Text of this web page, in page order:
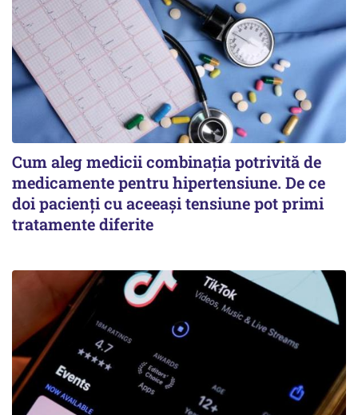
Cum aleg medicii combinația potrivită de
medicamente pentru hipertensiune. De ce
doi pacienți cu aceeași tensiune pot primi
tratamente diferite